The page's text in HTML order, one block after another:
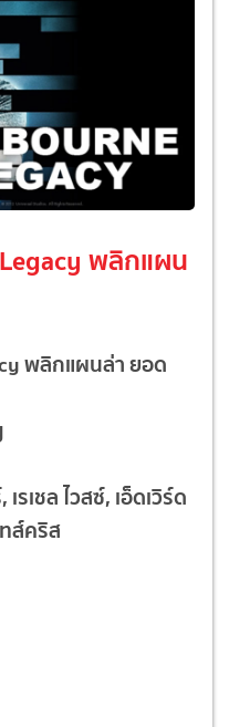
พลิกแผน
พลิกแผนล่า ยอด
เรเชล ไวสซ์, เอ็ดเวิร์ด
ส์คริส